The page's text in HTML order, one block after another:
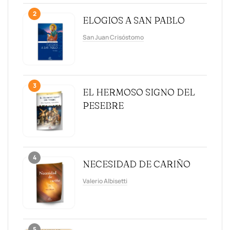
2
ELOGIOS A SAN PABLO
San Juan Crisóstomo
3
EL HERMOSO SIGNO DEL
PESEBRE
4
NECESIDAD DE CARIÑO
Valerio Albisetti